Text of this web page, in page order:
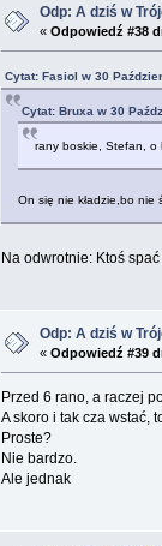
Odp: A dziś w
«Odpowiedź #38
Cytat: Fasiol w 30
Cytat: Bruxa w 30
rany boskie, Stefan, o
On się nie kładzie,bo nie
Na odwrotnie: Ktoś
Odp: A dziś w
«Odpowiedź #39
Przed 6 rano, a raczej
A skoro i tak cza wstać,
Proste?
Nie bardzo.
Ale jednak